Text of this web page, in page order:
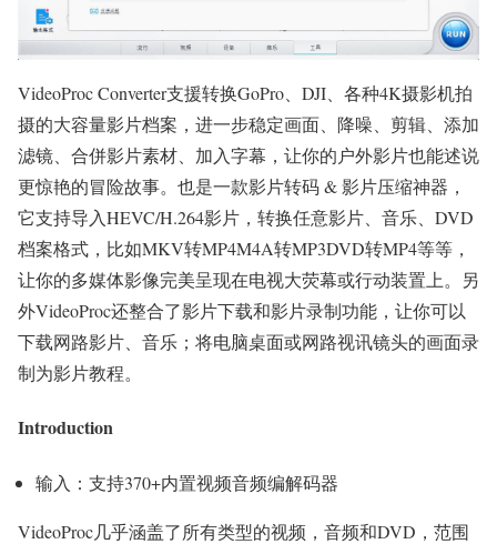
VideoProc Converter支援转换GoPro、DJI、各种4K摄影机拍
摄的大容量影片档案，进一步稳定画面、降噪、剪辑、添加
滤镜、合併影片素材、加入字幕，让你的户外影片也能述说
更惊艳的冒险故事。也是一款影片转码 & 影片压缩神器，
它支持导入HEVC/H.264影片，转换任意影片、音乐、DVD
档案格式，比如MKV转MP4M4A转MP3DVD转MP4等等，
让你的多媒体影像完美呈现在电视大荧幕或行动装置上。另
外VideoProc还整合了影片下载和影片录制功能，让你可以
下载网路影片、音乐；将电脑桌面或网路视讯镜头的画面录
制为影片教程。
Introduction
输入：支持370+内置视频音频编解码器
VideoProc几乎涵盖了所有类型的视频，音频和DVD，范围